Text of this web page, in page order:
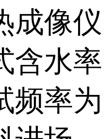
成像仪
含水率
频率为